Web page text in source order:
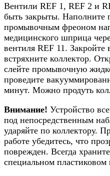
Вентили REF 1, REF 2 и
быть закрыты. Наполните
промывочным фреоном
медицинского шприца
вентиля REF 11. Закройте
встряхните коллектор.
слейте промывочную
проведите
минут. Можно продуть
Внимание! Устройство
под непосредственным
ударяйте по коллектору.
работе убедитесь, что
поврежден. Всегда
специальном пластиковом